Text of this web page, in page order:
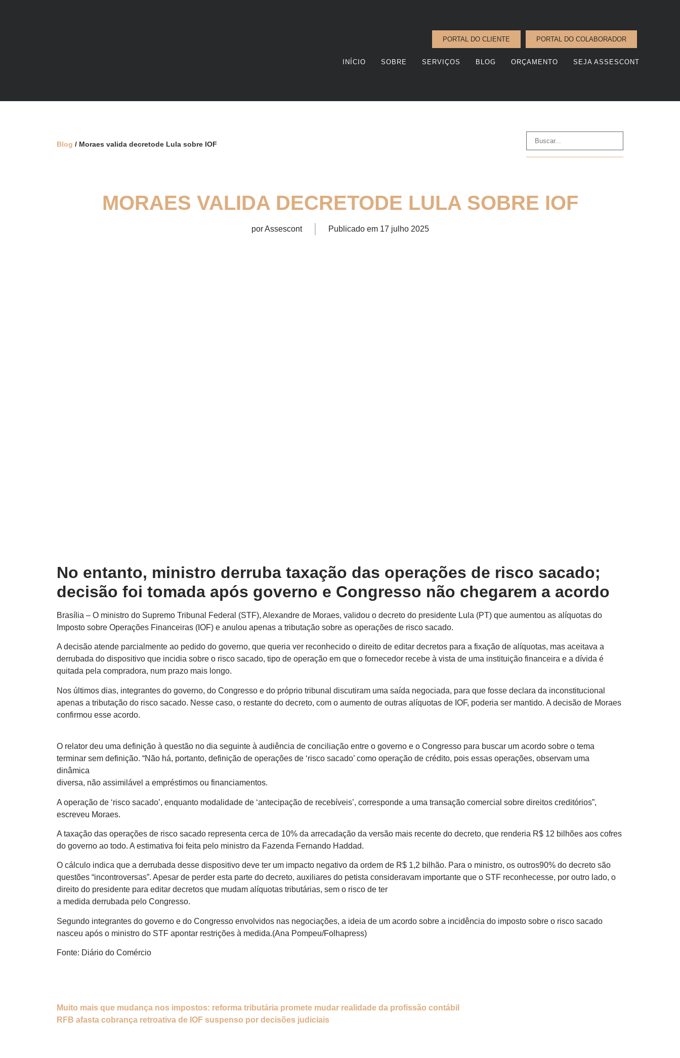
PORTAL DO CLIENTE PORTAL DO COLABORADOR
INÍCIO SOBRE SERVIÇOS BLOG ORÇAMENTO SEJA ASSESCONT
Blog / Moraes valida decretode Lula sobre IOF
MORAES VALIDA DECRETODE LULA SOBRE IOF
porAssescont Publicado em 17 julho 2025
No entanto, ministro derruba taxação das operações de risco sacado;
decisão foi tomada após governo e Congresso não chegarem a acordo
Brasília – O ministro do Supremo Tribunal Federal (STF), Alexandre de Moraes, validou o decreto do presidente Lula (PT) que aumentou as alíquotas do
Imposto sobre Operações Financeiras (IOF) e anulou apenas a tributação sobre as operações de risco sacado.
A decisão atende parcialmente ao pedido do governo, que queria ver reconhecido o direito de editar decretos para a fixação de alíquotas, mas aceitava a
derrubada do dispositivo que incidia sobre o risco sacado, tipo de operação em que o fornecedor recebe à vista de uma instituição financeira e a dívida é
quitada pela compradora, num prazo mais longo.
Nos últimos dias, integrantes do governo, do Congresso e do próprio tribunal discutiram uma saída negociada, para que fosse declara da inconstitucional
apenas a tributação do risco sacado. Nesse caso, o restante do decreto, com o aumento de outras alíquotas de IOF, poderia ser mantido. A decisão de Moraes
confirmou esse acordo.
O relator deu uma definição à questão no dia seguinte à audiência de conciliação entre o governo e o Congresso para buscar um acordo sobre o tema
terminar sem definição. “Não há, portanto, definição de operações de ‘risco sacado’ como operação de crédito, pois essas operações, observam uma
dinâmica
diversa, não assimilável a empréstimos ou financiamentos.
A operação de ‘risco sacado’, enquanto modalidade de ‘antecipação de recebíveis’, corresponde a uma transação comercial sobre direitos creditórios”,
escreveu Moraes.
A taxação das operações de risco sacado representa cerca de 10% da arrecadação da versão mais recente do decreto, que renderia R$ 12 bilhões aos cofres
do governo ao todo. A estimativa foi feita pelo ministro da Fazenda Fernando Haddad.
O cálculo indica que a derrubada desse dispositivo deve ter um impacto negativo da ordem de R$ 1,2 bilhão. Para o ministro, os outros90% do decreto são
questões “incontroversas”. Apesar de perder esta parte do decreto, auxiliares do petista consideravam importante que o STF reconhecesse, por outro lado, o
direito do presidente para editar decretos que mudam alíquotas tributárias, sem o risco de ter
a medida derrubada pelo Congresso.
Segundo integrantes do governo e do Congresso envolvidos nas negociações, a ideia de um acordo sobre a incidência do imposto sobre o risco sacado
nasceu após o ministro do STF apontar restrições à medida.(Ana Pompeu/Folhapress)
Fonte: Diário do Comércio
Muito mais que mudança nos impostos: reforma tributária promete mudar realidade da profissão contábil
RFB afasta cobrança retroativa de IOF suspenso por decisões judiciais